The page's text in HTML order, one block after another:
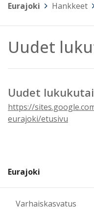
Eurajoki Hankkeet
Uudet
Uudet
https://
eurajoki/etusivu
Eurajoki
Varhaiskasvatus